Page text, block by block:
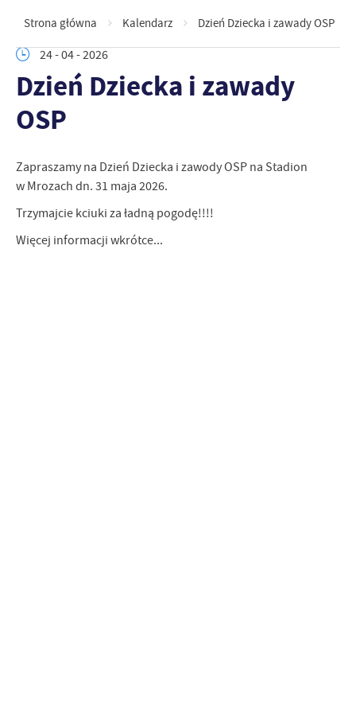
Strona główna Kalendarz
Dzień Dziecka i zawady OSP
24 - 04 - 2026
Dzień Dziecka i zawady
OSP
Zapraszamy na Dzień Dziecka i zawody OSP na Stadion
w Mrozach dn. 31 maja 2026.
Trzymajcie kciuki za ładną pogodę!!!!
Więcej informacji wkrótce...